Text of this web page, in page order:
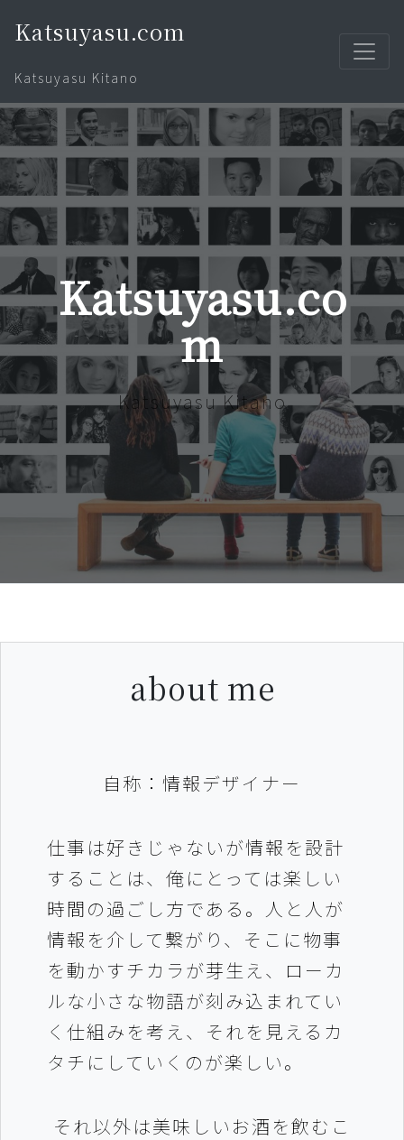
Katsuyasu.com
Katsuyasu Kitano
Katsuyasu.co
m
Katsuyasu Kitano
about me
自称：情報デザイナー
仕事は好きじゃないが情報を設計
することは、俺にとっては楽しい
時間の過ごし方である。人と人が
情報を介して繋がり、そこに物事
を動かすチカラが芽生え、ローカ
ルな小さな物語が刻み込まれてい
く仕組みを考え、それを見えるカ
タチにしていくのが楽しい。
それ以外は美味しいお酒を飲むこ